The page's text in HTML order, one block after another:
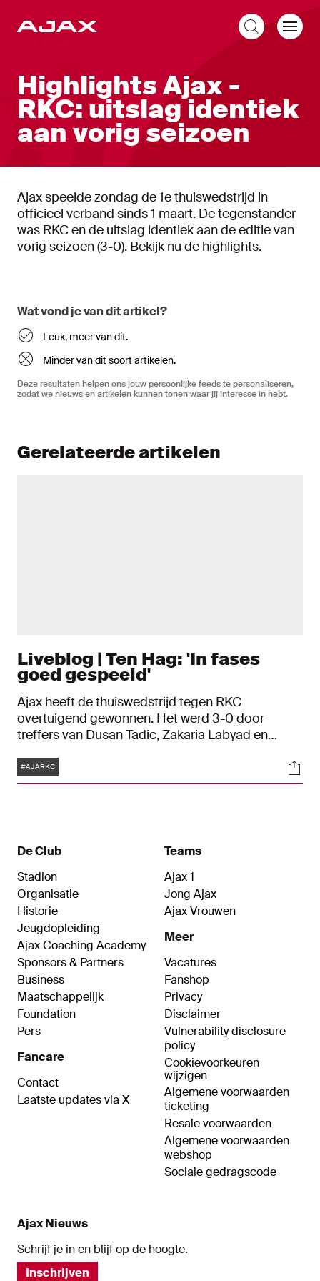
Highlights Ajax -
RKC: uitslag identiek
aan vorig seizoen
Ajax speelde zondag de 1e thuiswedstrijd in
officieel verband sinds 1 maart. De tegenstander
was RKC en de uitslag identiek aan de editie van
vorig seizoen (3-0). Bekijk nu de highlights.
Wat vond je van dit artikel?
Leuk, meer van dit.
Minder van dit soort artikelen.
Deze resultaten helpen ons jouw persoonlijke feeds te personaliseren,
zodat we nieuws en artikelen kunnen tonen waar jij interesse in hebt.
Gerelateerde artikelen
Liveblog | Ten Hag: 'In fases
goed gespeeld'
Ajax heeft de thuiswedstrijd tegen RKC
overtuigend gewonnen. Het werd 3-0 door
treffers van Dusan Tadic, Zakaria Labyad en
de Johan Cruijff ArenA via ons liveblog.
Tags
#AJARKC
De Club
Stadion
Organisatie
Historie
Jeugdopleiding
Ajax Coaching Academy
Sponsors & Partners
Business
Maatschappelijk
Foundation
Pers
Fancare
Contact
Laatste updates via X
Teams
Ajax 1
Jong Ajax
Ajax Vrouwen
Meer
Vacatures
Fanshop
Privacy
Disclaimer
Vulnerability disclosure
policy
Cookievoorkeuren
wijzigen
Algemene voorwaarden
ticketing
Resale voorwaarden
Algemene voorwaarden
webshop
Sociale gedragscode
Ajax Nieuws
Schrijf je in en blijf op de hoogte.
Inschrijven